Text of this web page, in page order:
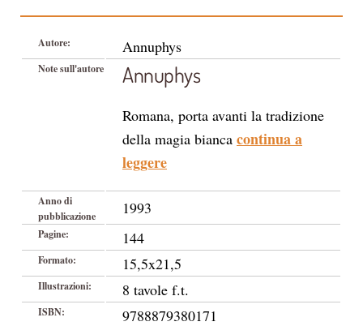
Autore: Annuphys
Note sull'autore Annuphys
Romana, porta avanti la tradizione
della magia bianca continua a
leggere
Anno di
pubblicazione
1993
Pagine: 144
Formato: 15,5x21,5
Illustrazioni: 8 tavole f.t.
ISBN: 9788879380171